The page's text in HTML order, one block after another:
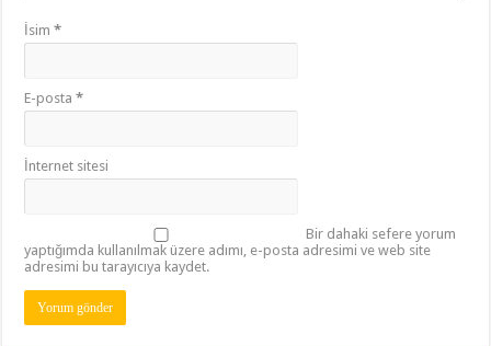
İsim*
E-posta*
İnternet sitesi
Bir dahaki sefere yorum
yaptığımda kullanılmak üzere adımı, e-posta adresimi ve web site
adresimi bu tarayıcıya kaydet.